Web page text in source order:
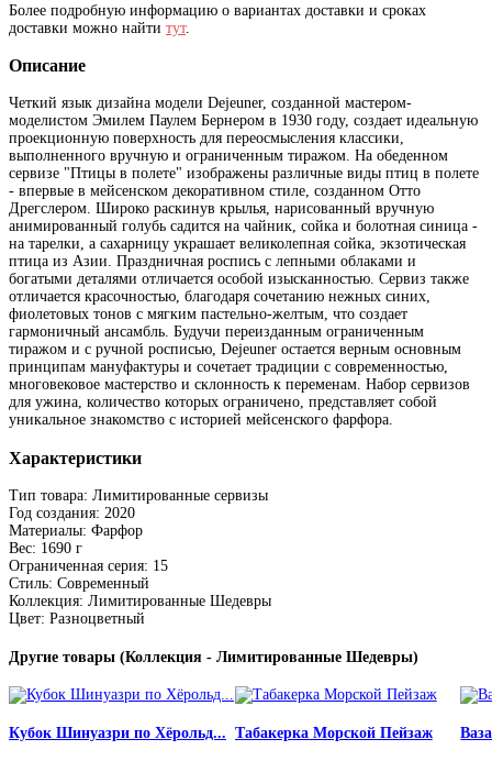
Более подробную информацию о вариантах доставки и сроках
доставки можно найти тут.
Описание
Четкий язык дизайна модели Dejeuner, созданной мастером-
моделистом Эмилем Паулем Бернером в 1930 году, создает идеальную
проекционную поверхность для переосмысления классики,
выполненного вручную и ограниченным тиражом. На обеденном
сервизе "Птицы в полете" изображены различные виды птиц в полете
- впервые в мейсенском декоративном стиле, созданном Отто
Дрегслером. Широко раскинув крылья, нарисованный вручную
анимированный голубь садится на чайник, сойка и болотная синица -
на тарелки, а сахарницу украшает великолепная сойка, экзотическая
птица из Азии. Праздничная роспись с лепными облаками и
богатыми деталями отличается особой изысканностью. Сервиз также
отличается красочностью, благодаря сочетанию нежных синих,
фиолетовых тонов с мягким пастельно-желтым, что создает
гармоничный ансамбль. Будучи переизданным ограниченным
тиражом и с ручной росписью, Dejeuner остается верным основным
принципам мануфактуры и сочетает традиции с современностью,
многовековое мастерство и склонность к переменам. Набор сервизов
для ужина, количество которых ограничено, представляет собой
уникальное знакомство с историей мейсенского фарфора.
Характеристики
Тип товара: Лимитированные сервизы
Год создания: 2020
Материалы: Фарфор
Вес: 1690 г
Ограниченная серия: 15
Стиль: Современный
Коллекция: Лимитированные Шедевры
Цвет: Разноцветный
Другие товары (Коллекция - Лимитированные Шедевры)
Кубок Шинуазри по Хёрольд... Табакерка Морской Пейзаж